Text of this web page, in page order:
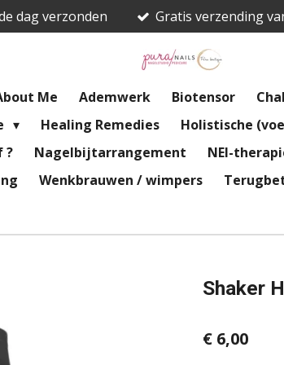
dag verzonden Gratis verzending
Me Ademwerk Biotensor
Healing Remedies Holistische
?
Nagelbijtarrangement NEI-
Wenkbrauwen / wimpers
Shaker
€ 6,00